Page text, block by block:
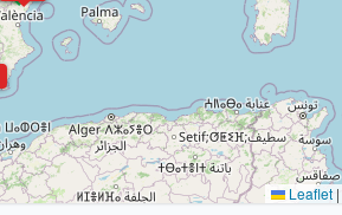
Leaflet |